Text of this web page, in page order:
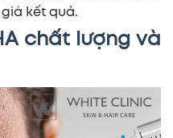
kết quả.
chất lượng và